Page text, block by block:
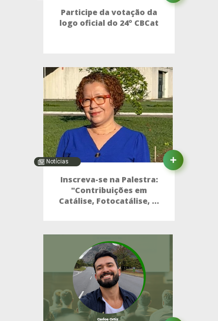
Participe da votação da
logo oficial do 24º CBCat
Notícias
Inscreva-se na Palestra:
"Contribuições em
Catálise, Fotocatálise, ...